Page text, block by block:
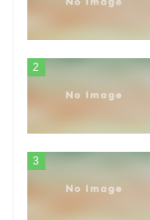
2
3